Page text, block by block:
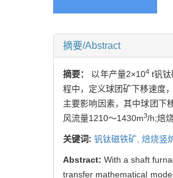
摘要/Abstract
摘要： 以年产量2×104t钒钛
程中，定义球团矿下移速度
主要影响因素，其中球团下
风流量1210～1430m3/h;焙
关键词: 钒钛磁铁矿, 焙烧竖
Abstract: With a shaft
transfer mathematical